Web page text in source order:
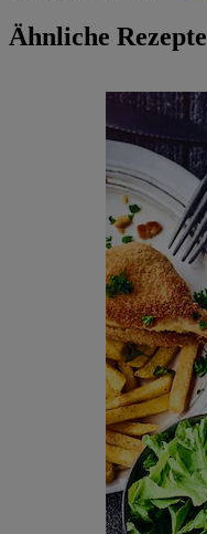
Ähnliche Rezepte